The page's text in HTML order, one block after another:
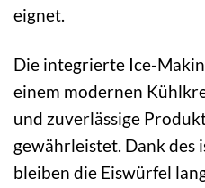
eignet.
Die integrierte Ice-
einem modernen
und zuverlässige
gewährleistet. Dank des
bleiben die Eiswürfel